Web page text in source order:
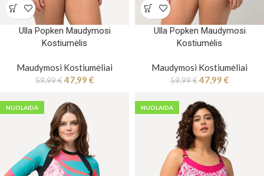
Ulla Popken Maudymosi
Kostiumėlis
Maudymosi Kostiumėliai
59,99€47,99 €
Ulla Popken Maudymosi
Kostiumėlis
Maudymosi Kostiumėliai
59,99€47,99 €
NUOLAIDA NUOLAIDA